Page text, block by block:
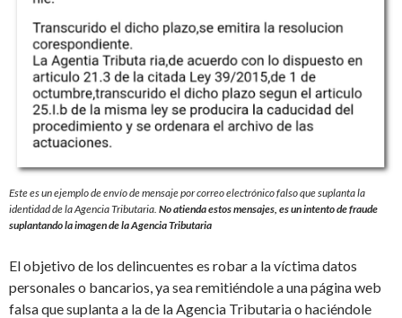
Este es un ejemplo de envío de mensaje por correo electrónico falso que suplanta la
identidad de la Agencia Tributaria. No atienda estos mensajes, es un intento de fraude
suplantando la imagen de la Agencia Tributaria
El objetivo de los delincuentes es robar a la víctima datos
personales o bancarios, ya sea remitiéndole a una página web
falsa que suplanta a la de la Agencia Tributaria o haciéndole